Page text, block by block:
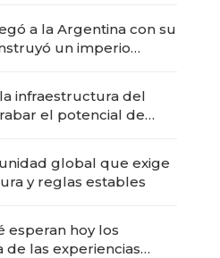
a la Argentina con su
un imperio
infraestructura del
el potencial de
global que exige
y reglas estables
esperan hoy los
las experiencias